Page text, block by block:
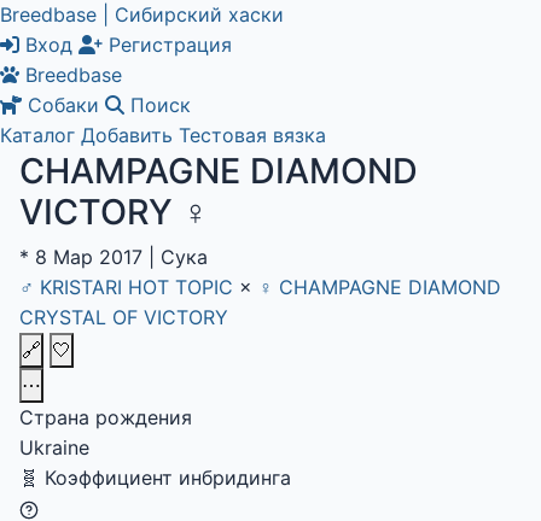
Breedbase | Сибирский хаски
Вход
Регистрация
Breedbase
Собаки
Поиск
Каталог Добавить Тестовая вязка
CHAMPAGNE DIAMOND
VICTORY ♀
* 8 Мар 2017
Сука
♂ KRISTARI HOT TOPIC × ♀ CHAMPAGNE DIAMOND
CRYSTAL OF VICTORY
🔗 🤍
⋯
Страна рождения
Ukraine
🧬 Коэффициент инбридинга